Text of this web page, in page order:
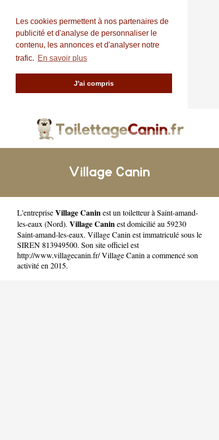
Les cookies permettent à nos partenaires de
publicité et d'analyse de personnaliser le
contenu, les annonces et d'analyser notre
trafic. En savoir plus
J'ai compris
Village Canin
L'entrepriseVillage Caninest un toiletteur à Saint-amand-
les-eaux (Nord). Village Caninest domicilié au 59230
Saint-amand-les-eaux. Village Canin est immatriculé sous le
SIREN 813949500. Son site officiel est
http://www.villagecanin.fr/Village Canin a commencé son
activité en 2015.